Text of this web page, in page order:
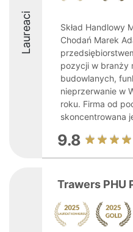
Laureaci
Skład Handlowy
Chodań Marek
pozycji w branży
budowlanych,
nieprzerwanie w
roku. Firma od
skoncentrowana
9.8
Trawers PHU